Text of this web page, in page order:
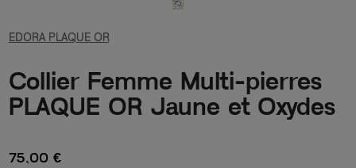
EDORA PLAQUE OR
Collier Femme Multi-pierres
PLAQUE OR Jaune et Oxydes
75,00 €